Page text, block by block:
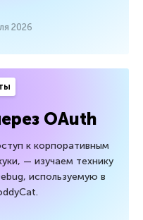
2026
OAuth
к корпоративным
— изучаем технику
используемую в